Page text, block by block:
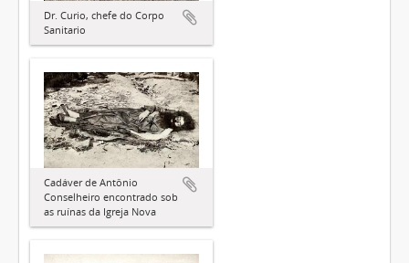
Dr. Curio, chefe do Corpo
Sanitario
Cadáver de Antônio
Conselheiro encontrado sob
as ruínas da Igreja Nova